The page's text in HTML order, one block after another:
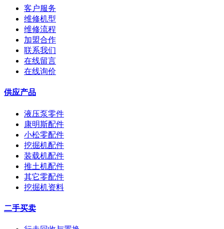
客户服务
维修机型
维修流程
加盟合作
联系我们
在线留言
在线询价
供应产品
液压泵零件
康明斯配件
小松零配件
挖掘机配件
装载机配件
推土机配件
其它零配件
挖掘机资料
二手买卖